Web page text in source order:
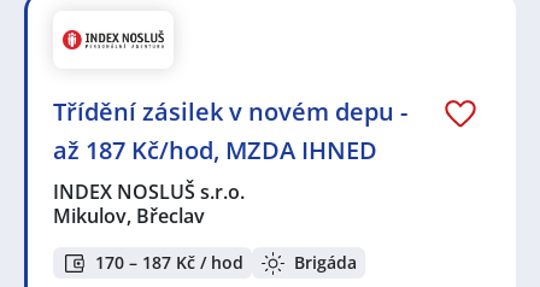
Třídění zásilek v novém depu -
až 187 Kč/hod, MZDA IHNED
INDEX NOSLUŠ s.r.o.
Mikulov, Břeclav
170 – 187 Kč / hod Brigáda